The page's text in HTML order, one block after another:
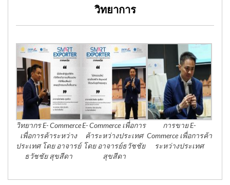
วิทยาการ
วิทยากร E- Commerce
เพื่อการค้าระหว่าง
ประเทศ โดย อาจารย์
ธวัชชัย สุขสีดา
E- Commerce เพื่อการ
ค้าระหว่างประเทศ
โดย อาจารย์ธวัชชัย
สุขสีดา
การขาย E-
Commerce เพื่อการค้า
ระหว่างประเทศ